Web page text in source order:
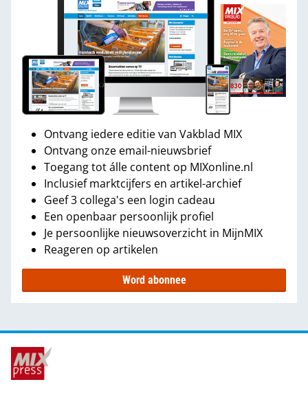
Ontvang iedere editie van Vakblad MIX
Ontvang onze email-nieuwsbrief
Toegang tot álle content op MIXonline.nl
Inclusief marktcijfers en artikel-archief
Geef 3 collega's een login cadeau
Een openbaar persoonlijk profiel
Je persoonlijke nieuwsoverzicht in MijnMIX
Reageren op artikelen
Word abonnee